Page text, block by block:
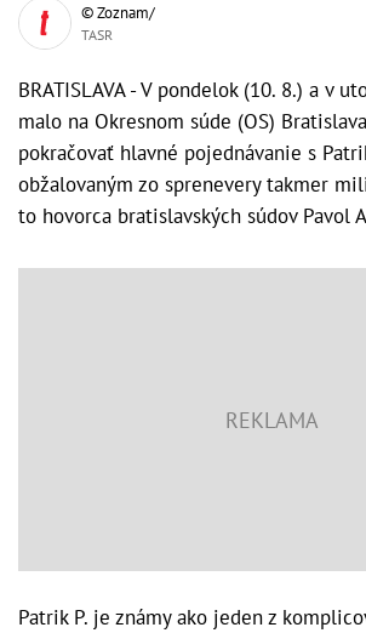
© Zoznam/
TASR
BRATISLAVA - V pondelok (10. 8.) a v
malo na Okresnom súde (OS)
pokračovať hlavné pojednávanie s
obžalovaným zo sprenevery takmer
to hovorca bratislavských súdov Pavol
Patrik P. je známy ako jeden z